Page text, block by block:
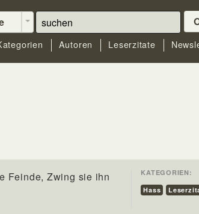
Autoren Leserzitate
Feinde, Zwing sie ihn
KATEGORIEN:
Hass